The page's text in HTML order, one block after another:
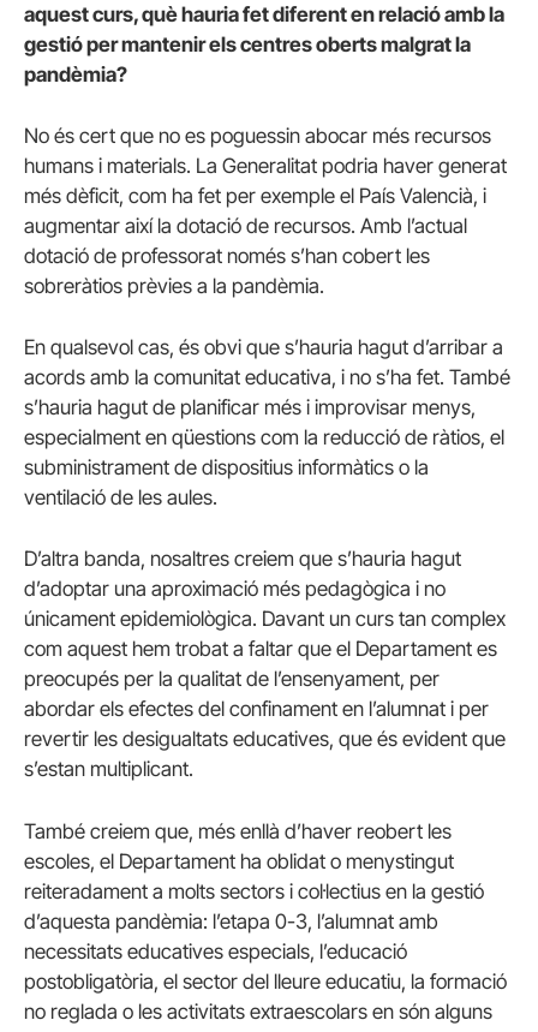
aquest curs, què hauria fet diferent en relació amb la
gestió per mantenir els centres oberts malgrat la
pandèmia?
No és cert que no es poguessin abocar més recursos
humans i materials. La Generalitat podria haver generat
més dèficit, com ha fet per exemple el País Valencià, i
augmentar així la dotació de recursos. Amb l’actual
dotació de professorat només s’han cobert les
sobreràtios prèvies a la pandèmia.
En qualsevol cas, és obvi que s’hauria hagut d’arribar a
acords amb la comunitat educativa, i no s’ha fet. També
s’hauria hagut de planificar més i improvisar menys,
especialment en qüestions com la reducció de ràtios, el
subministrament de dispositius informàtics o la
ventilació de les aules.
D’altra banda, nosaltres creiem que s’hauria hagut
d’adoptar una aproximació més pedagògica i no
únicament epidemiològica. Davant un curs tan complex
com aquest hem trobat a faltar que el Departament es
preocupés per la qualitat de l’ensenyament, per
abordar els efectes del confinament en l’alumnat i per
revertir les desigualtats educatives, que és evident que
s’estan multiplicant.
També creiem que, més enllà d’haver reobert les
escoles, el Departament ha oblidat o menystingut
reiteradament a molts sectors i col·lectius en la gestió
d’aquesta pandèmia: l’etapa 0-3, l’alumnat amb
necessitats educatives especials, l’educació
postobligatòria, el sector del lleure educatiu, la formació
no reglada o les activitats extraescolars en són alguns